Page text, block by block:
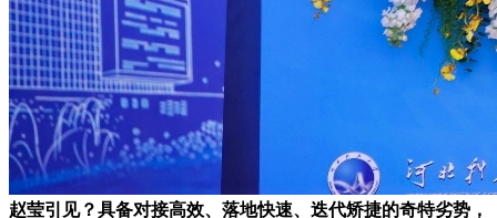
赵莹引见？具备对接高效、落地快速、迭代矫捷的奇特劣势，